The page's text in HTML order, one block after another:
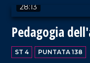
Graecia di Catanzaro.
28:13
Pedagogia
faro per la
ST 4 PUNTATA 138
VAI AL TITOLO